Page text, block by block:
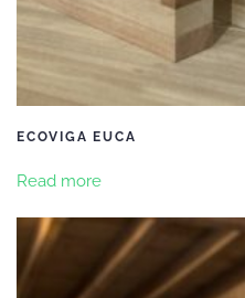
ECOVIGA EUCA
Read more